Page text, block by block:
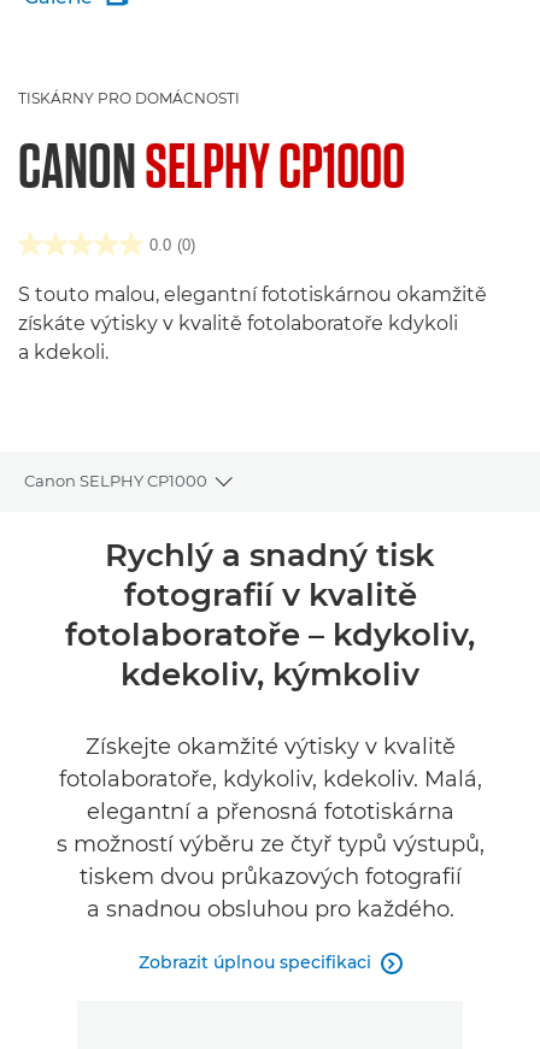
TISKÁRNY PRO DOMÁCNOSTI
CANONSELPHY CP1000
0.0 (0)
S touto malou, elegantní fototiskárnou okamžitě
získáte výtisky v kvalitě fotolaboratoře kdykoli
a kdekoli.
Canon SELPHY CP1000
Toggle breadcrumbs
Rychlý a snadný tisk
fotografií v kvalitě
fotolaboratoře – kdykoliv,
kdekoliv, kýmkoliv
Získejte okamžité výtisky v kvalitě
fotolaboratoře, kdykoliv, kdekoliv. Malá,
elegantní a přenosná fototiskárna
s možností výběru ze čtyř typů výstupů,
tiskem dvou průkazových fotografií
a snadnou obsluhou pro každého.
Zobrazit úplnou specifikaci 